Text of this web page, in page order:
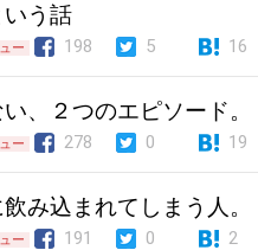
う話
ー 198 5 16
、２つのエピソード。
ー 278 0 19
み込まれてしまう人。
ー 191 0 2